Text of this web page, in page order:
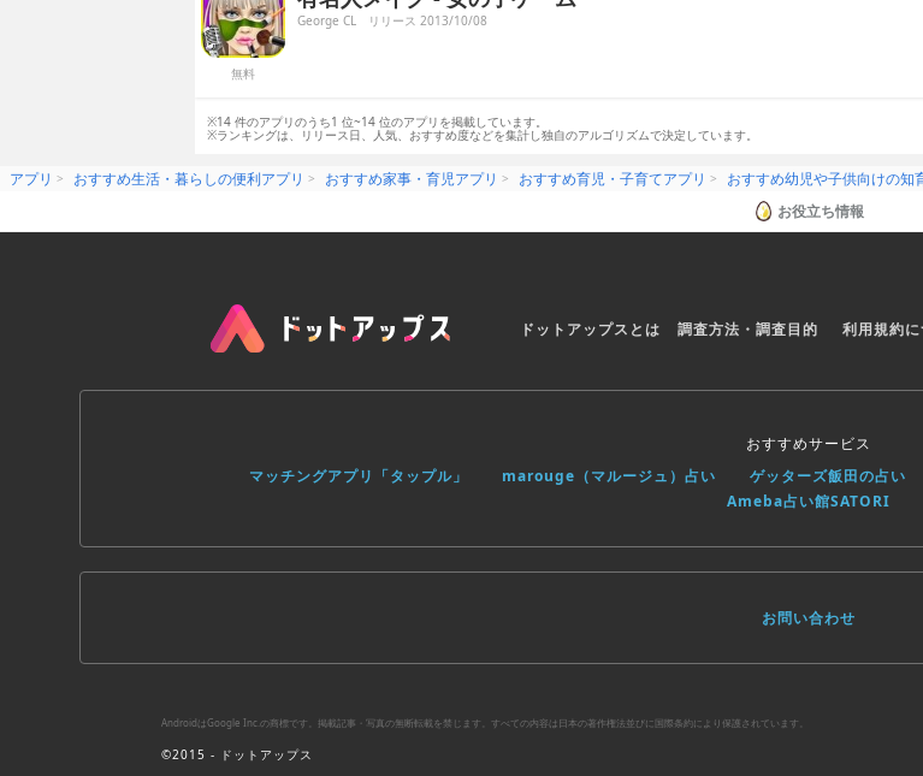
無料
George CL リリース 2013/10/08
※14 件のアプリのうち1 位~14 位のアプリを掲載しています。
※ランキングは、リリース日、人気、おすすめ度などを集計し独自のアルゴリズムで決定しています。
アプリ おすすめ生活・暮らしの便利アプリ おすすめ家事・育児アプリ おすすめ育児・子育てアプリ おすすめ幼児や子供向けの知
お役立ち情報
ドットアップスとは 調査方法・調査目的 利用規約
おすすめサービス
マッチングアプリ「タップル」
marouge（マルージュ）占い ゲッターズ飯田の占い
Ameba占い館SATORI
お問い合わせ
AndroidはGoogle Inc.の商標です。掲載記事・写真の無断転載を禁じます。すべての内容は日本の著作権法並びに国際条約により保護されています。
©2015 - ドットアップス